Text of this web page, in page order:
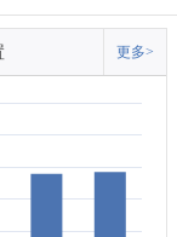
更多>